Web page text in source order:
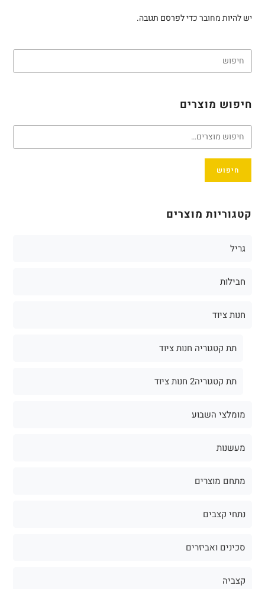
יש להיותמחוברכדי לפרסם תגובה.
חיפוש מוצרים
חיפוש
קטגוריות מוצרים
גריל
חבילות
חנות ציוד
תת קטגוריה חנות ציוד
תת קטגוריה2 חנות ציוד
מומלצי השבוע
מעשנות
מתחם מוצרים
נתחי קצבים
סכינים ואביזרים
קצביה